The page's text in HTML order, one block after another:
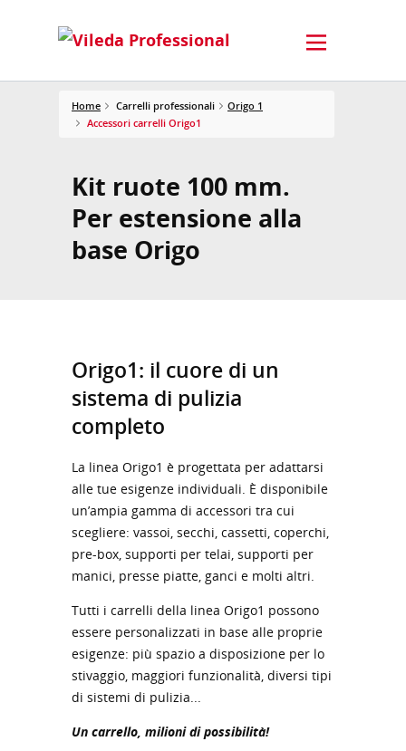
Home Carrelli professionali
Origo 1
Accessori carrelli Origo1
Kit ruote 100 mm.
Per estensione alla
base Origo
Origo1: il cuore di un
sistema di pulizia
completo
La linea Origo1 è progettata per adattarsi
alle tue esigenze individuali. È disponibile
un’ampia gamma di accessori tra cui
scegliere: vassoi, secchi, cassetti, coperchi,
pre-box, supporti per telai, supporti per
manici, presse piatte, ganci e molti altri.
Tutti i carrelli della linea Origo1 possono
essere personalizzati in base alle proprie
esigenze: più spazio a disposizione per lo
stivaggio, maggiori funzionalità, diversi tipi
di sistemi di pulizia...
Un carrello, milioni di possibilità!